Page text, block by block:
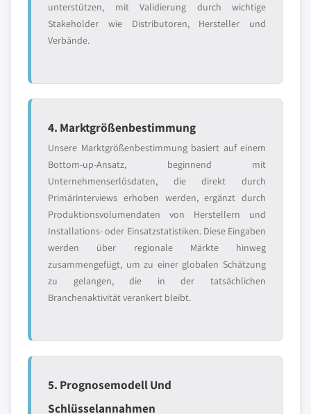
unterstützen, mit Validierung durch wichtige
Stakeholder wie Distributoren, Hersteller und
Verbände.
4. Marktgrößenbestimmung
Unsere Marktgrößenbestimmung basiert auf einem
Bottom-up-Ansatz, beginnend mit
Unternehmenserlösdaten, die direkt durch
Primärinterviews erhoben werden, ergänzt durch
Produktionsvolumendaten von Herstellern und
Installations- oder Einsatzstatistiken. Diese Eingaben
werden über regionale Märkte hinweg
zusammengefügt, um zu einer globalen Schätzung
zu gelangen, die in der tatsächlichen
Branchenaktivität verankert bleibt.
5. Prognosemodell Und
Schlüsselannahmen